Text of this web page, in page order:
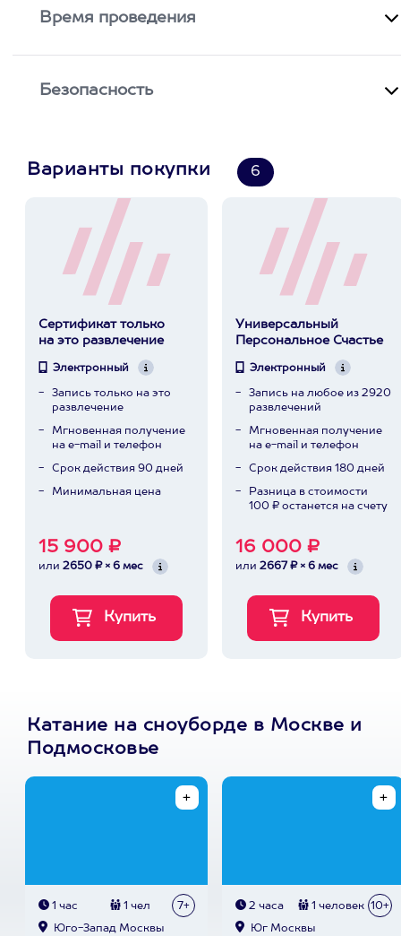
Время проведения
Безопасность
Варианты покупки 6
Сертификат только
на это развлечение
Электронный
Запись только на это
развлечение
Мгновенная получение
на e-mail и телефон
Срок действия 90 дней
Минимальная цена
15 900 ₽
или 2650 ₽ × 6 мес
Универсальный
Персональное Счастье
Электронный
Запись на любое из 2920
развлечений
Мгновенная получение
на e-mail и телефон
Срок действия 180 дней
Разница в стоимости
100 ₽ останется на счету
16 000 ₽
или 2667 ₽ × 6 мес
Катание на сноуборде в Москве и
Подмосковье
1 час 1 чел 7+
Юго-Запад Москвы
2 часа 1 человек 10+
Юг Москвы